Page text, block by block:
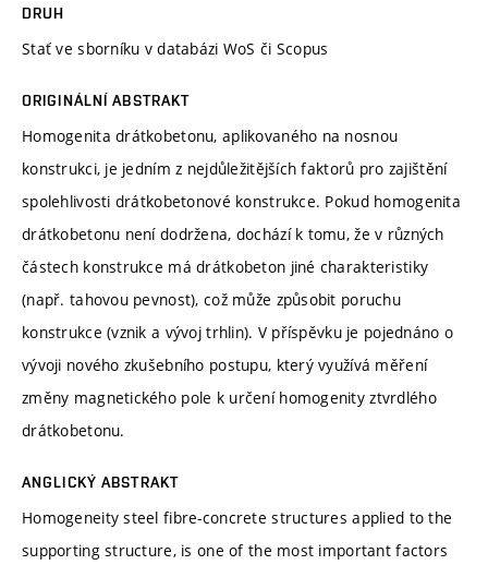
DRUH
Stať ve sborníku v databázi WoS či Scopus
ORIGINÁLNÍ ABSTRAKT
Homogenita drátkobetonu, aplikovaného na nosnou
konstrukci, je jedním z nejdůležitějších faktorů pro zajištění
spolehlivosti drátkobetonové konstrukce. Pokud homogenita
drátkobetonu není dodržena, dochází k tomu, že v různých
částech konstrukce má drátkobeton jiné charakteristiky
(např. tahovou pevnost), což může způsobit poruchu
konstrukce (vznik a vývoj trhlin). V příspěvku je pojednáno o
vývoji nového zkušebního postupu, který využívá měření
změny magnetického pole k určení homogenity ztvrdlého
drátkobetonu.
ANGLICKÝ ABSTRAKT
Homogeneity steel fibre-concrete structures applied to the
supporting structure, is one of the most important factors